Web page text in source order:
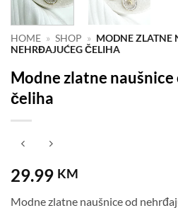
HOME » SHOP » MODNE ZLATNE
NEHRĐAJUĆEG ČELIHA
Modne zlatne
čeliha
29.99 KM
Modne zlatne naušnice od